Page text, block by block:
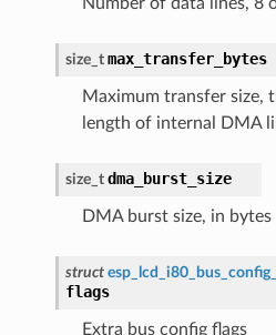
size_t max_transfer_bytes
Maximum transfer size,
length of internal DMA
size_t dma_burst_size
DMA burst size, in bytes
struct
flags
Extra bus config flags